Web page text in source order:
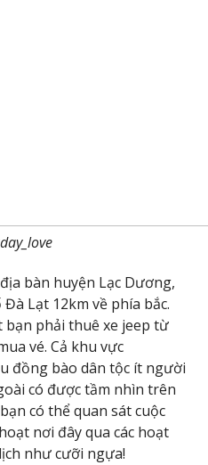
bàn huyện Lạc Dương,
Lạt 12km về phía bắc.
phải thuê xe jeep từ
vé. Cả khu vực
đồng bào dân tộc ít người
có được tầm nhìn trên
có thể quan sát cuộc
nơi đây qua các hoạt
như cưỡi ngựa!